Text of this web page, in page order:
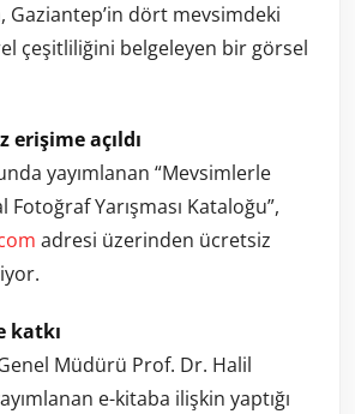
Gaziantep’in dört mevsimdeki
çeşitliliğini belgeleyen bir görsel
erişime açıldı
yayımlanan “Mevsimlerle
Yarışması Kataloğu”,
adresi üzerinden ücretsiz
katkı
Müdürü Prof. Dr. Halil
e-kitaba ilişkin yaptığı